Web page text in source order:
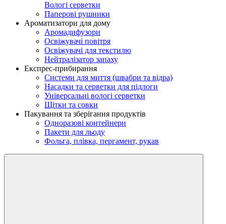
Вологі серветки
Паперові рушники
Ароматизатори для дому
Аромадифузори
Освіжувачі повітря
Освіжувачі для текстилю
Нейтралізатор запаху
Експрес-прибирання
Системи для миття (швабри та відра)
Насадки та серветки для підлоги
Універсальні вологі серветки
Щітки та совки
Пакування та зберігання продуктів
Одноразові контейнери
Пакети для льоду
Фольга, плівка, пергамент, рукав